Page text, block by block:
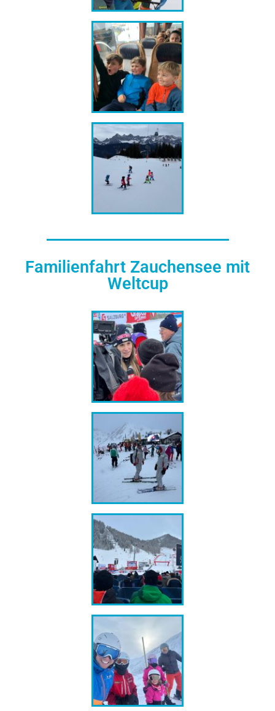
Familienfahrt Zauchensee mit
Weltcup